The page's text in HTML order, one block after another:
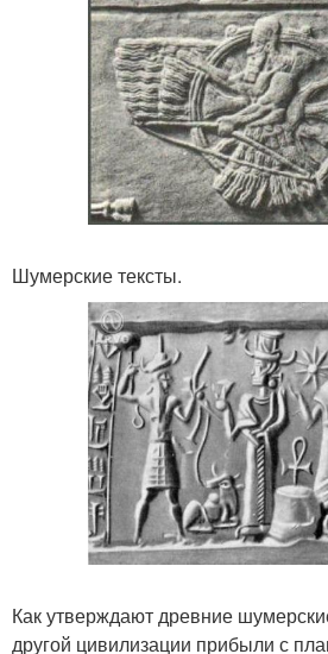
Шумерские тексты.
Как утверждают древние
другой цивилизации прибыли с